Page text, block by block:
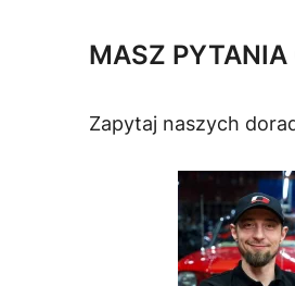
MASZ PYTANIA
Zapytaj naszych